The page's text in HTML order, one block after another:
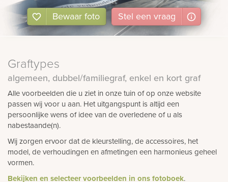
Bewaar foto Stel een vraag
Graftypes
algemeen, dubbel/familiegraf, enkel en kort graf
Alle voorbeelden die u ziet in onze tuin of op onze website
passen wij voor u aan. Het uitgangspunt is altijd een
persoonlijke wens of idee van de overledene of u als
nabestaande(n).
Wij zorgen ervoor dat de kleurstelling, de accessoires, het
model, de verhoudingen en afmetingen een harmonieus geheel
vormen.
Bekijken en selecteer voorbeelden in ons fotoboek.